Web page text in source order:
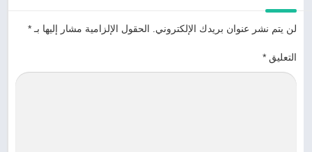
لن يتم نشر عنوان بريدك الإلكتروني. الحقول الإلزامية مشار إليها بـ *
التعليق *